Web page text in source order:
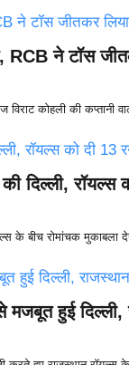
ने टॉस
कोहली की कप्तानी
दिल्ली, रॉयल्स
के बीच रोमांचक
हुई दिल्ली,